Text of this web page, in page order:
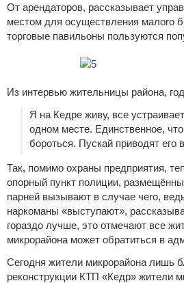
От арендаторов, рассказывает
местом для осуществления малого
торговые павильоны пользуются
Из интервью жительницы района,
Я на Кедре живу, все
одном месте. Единственное,
бороться. Пускай приводят его
Так, помимо охраны предприятия,
опорный пункт полиции,
парней вызывают в случае чего,
наркоманы «выступают»,
гораздо лучше, это отмечают все
микрорайона может обратиться в
Сегодня жители микрорайона лишь
реконструкции КТП «Кедр» жители